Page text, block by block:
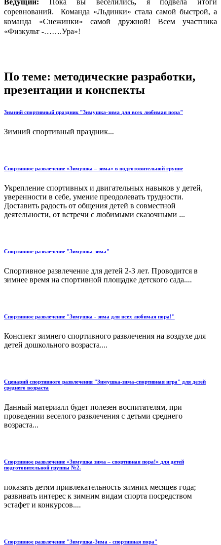
соревнований. Команда «Льдинки» стала самой быстрой, а
команда «Снежинки» самой дружной! Всем участника
«Физкульт -…….Ура»!
По теме: методические разработки,
презентации и конспекты
Зимний спортивный праздник "Зимушка-зима для всех любимая пора"
Зимний спортивный праздник...
Спортивное развлечение «Зимушка – зима» в подготовительной группе
Укрепление спортивных и двигательных навыков у детей,
уверенности в себе, умение преодолевать трудности.
Доставить радость от общения детей в совместной
деятельности, от встречи с любимыми сказочными ...
Спортивное развлечение "Зимушка-зима"
Спортивное развлечение для детей 2-3 лет. Проводится в
зимнее время на спортивной площадке детского сада....
Спортивное развлечение "Зимушка - зима для всех любимая пора!"
Конспект зимнего спортивного развлечения на воздухе для
детей дошкольного возраста....
Сценарий спортивного развлечения "Зимушка-зима-спортивная игра" для детей
среднего возраста
Данный материалл будет полезен воспитателям, при
проведении веселого развлечения с детьми среднего
возраста...
Спортивное развлечение «Зимушка зима – спортивная пора!» для детей
подготовительной группы №2.
показать детям привлекательность зимних месяцев года;
развивать интерес к зимним видам спорта посредством
эстафет и конкурсов....
Спортивное развлечение "Зимушка-Зима - спортивная пора"